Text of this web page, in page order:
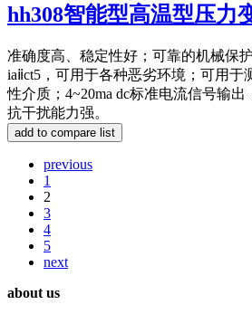
hh308智能型高温型压力
准确度高、稳定性好；可靠的机械保
iaⅱct5，可用于各种恶劣环境；可用于
性介质；4~20ma dc标准电流信号输
抗干扰能力强。
previous
1
2
3
4
5
next
about us